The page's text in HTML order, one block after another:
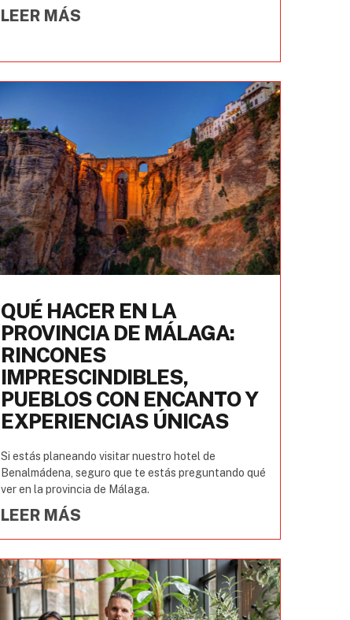
LEER MÁS
QUÉ HACER EN LA
PROVINCIA DE MÁLAGA:
RINCONES
IMPRESCINDIBLES,
PUEBLOS CON ENCANTO Y
EXPERIENCIAS ÚNICAS
Si estás planeando visitar nuestro hotel de
Benalmádena, seguro que te estás preguntando qué
ver en la provincia de Málaga.
LEER MÁS